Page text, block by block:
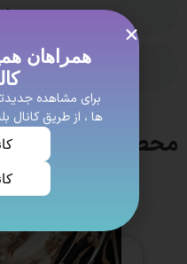
محصولات مشابه
همراهان
برای مشاهده
ها ، از طریق کانال